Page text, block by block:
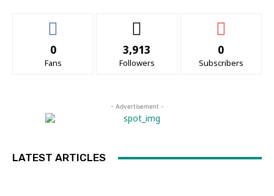
0
Fans
3,913
Followers
0
Subscribers
- Advertisement -
LATEST ARTICLES